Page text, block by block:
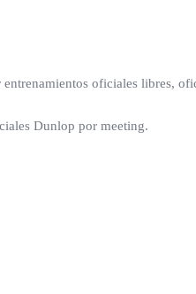
oficiales libres,
Dunlop por meeting.